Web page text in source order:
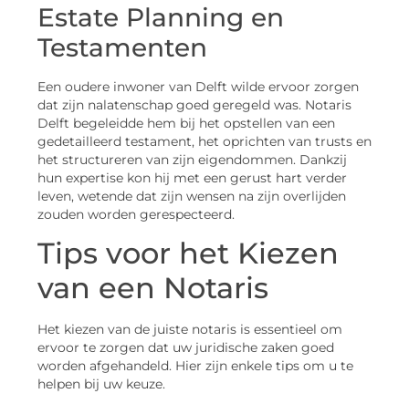
Estate Planning en
Testamenten
Een oudere inwoner van Delft wilde ervoor zorgen
dat zijn nalatenschap goed geregeld was. Notaris
Delft begeleidde hem bij het opstellen van een
gedetailleerd testament, het oprichten van trusts en
het structureren van zijn eigendommen. Dankzij
hun expertise kon hij met een gerust hart verder
leven, wetende dat zijn wensen na zijn overlijden
zouden worden gerespecteerd.
Tips voor het Kiezen
van een Notaris
Het kiezen van de juiste notaris is essentieel om
ervoor te zorgen dat uw juridische zaken goed
worden afgehandeld. Hier zijn enkele tips om u te
helpen bij uw keuze.